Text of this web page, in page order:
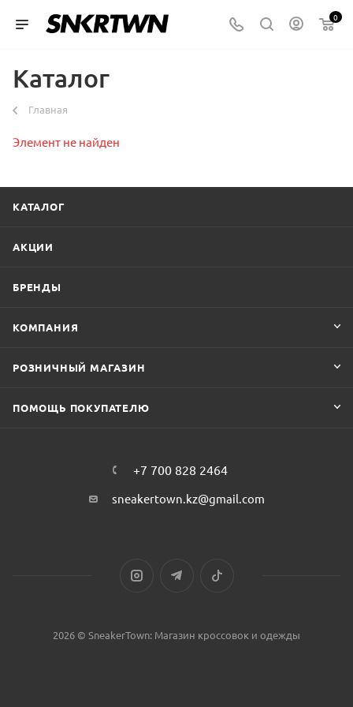
0
Каталог
Главная
Элемент не найден
КАТАЛОГ
АКЦИИ
БРЕНДЫ
КОМПАНИЯ
РОЗНИЧНЫЙ МАГАЗИН
ПОМОЩЬ ПОКУПАТЕЛЮ
+7 700 828 2464
sneakertown.kz@gmail.com
2026 © SneakerTown: Магазин кроссовок и одежды